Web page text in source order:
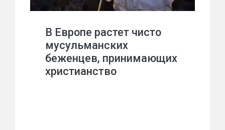
В Европе растет чисто
мусульманских
беженцев, принимающих
христианство